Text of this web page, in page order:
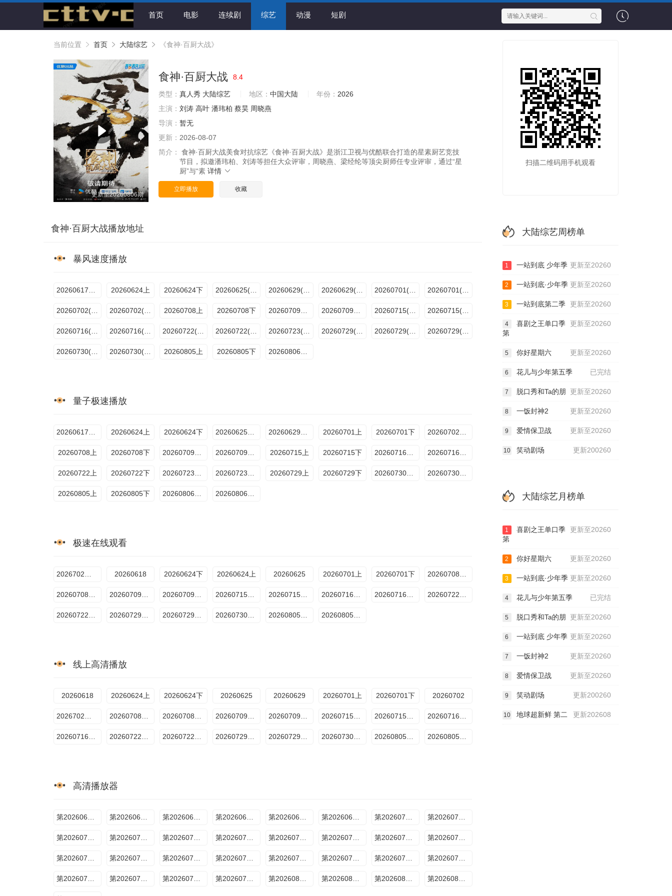
首页 电影 连续剧 综艺 动漫 短剧
当前位置 首页 大陆综艺 《食神·百厨大战》
更新至20260806期
食神·百厨大战 8.4
类型： 真人秀 大陆综艺 地区： 中国大陆 年份： 2026
主演： 刘涛 高叶 潘玮柏 蔡昊 周晓燕
导演： 暂无
更新： 2026-08-07
简介：
食神·百厨大战美食对抗综艺《食神·百厨大战》是浙江卫视与优酷联合打造的星素厨艺竞技
节目，拟邀潘玮柏、刘涛等担任大众评审，周晓燕、梁经纶等顶尖厨师任专业评审，通过“星
厨”与“素 详情
立即播放 收藏
食神·百厨大战播放地址
暴风速度播放
20260624上 20260624下 20260625(下饭纯享) 20260629(加更版) 20260629(百厨干饭局) 20260701(上) 20260701(下)
20260702(百厨干饭局) 20260708上 20260708下 20260715(上) 20260715(下)
20260716(下饭纯享) 20260722(上) 20260722(下) 20260723(下饭纯享) 20260729(抢先版) 20260729(上) 20260729(下)
20260730(百厨干饭局) 20260805上 20260805下
量子极速播放
20260624上 20260624下 20260625饭纯享版 20260701上 20260701下
20260708上 20260708下 20260715上 20260715下
20260722上 20260722下 20260729上 20260729下 20260730百厨干饭局 20260730下饭纯享版
20260805上 20260805下
极速在线观看
20260618 20260624下 20260624上 20260625 20260701上 20260701下
20260715第4期下 20260715第4期上
20260730下饭纯享 20260805第7期下 20260805第7期上
线上高清播放
20260618 20260624上 20260624下 20260625 20260629 20260701上 20260701下 20260702
20260715第4期上 20260715第4期下
20260730下饭纯享 20260805第7期上 20260805第7期下
高清播放器
扫描二维码用手机观看
大陆综艺周榜单
更新至20260
1 一站到底 少年季
更新至20260
2 一站到底·少年季
更新至20260
3 一站到底第二季
更新至20260
4
喜剧之王单口季
第
更新至20260
5 你好星期六
已完结
6 花儿与少年第五季
更新至20260
7 脱口秀和Ta的朋
更新至20260
8 一饭封神2
更新至20260
9 爱情保卫战
更新200260
10 笑动剧场
大陆综艺月榜单
更新至20260
1
喜剧之王单口季
第
更新至20260
2 你好星期六
更新至20260
3 一站到底·少年季
已完结
4 花儿与少年第五季
更新至20260
5 脱口秀和Ta的朋
更新至20260
6 一站到底 少年季
更新至20260
7 一饭封神2
更新至20260
8 爱情保卫战
更新200260
9 笑动剧场
更新202608
10 地球超新鲜 第二